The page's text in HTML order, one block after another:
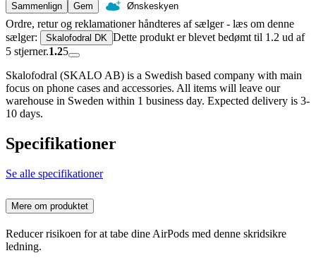
Sammenlign
Gem Ønskeskyen
Ordre, retur og reklamationer håndteres af sælger - læs om denne
sælger:
Skalofodral DK Dette produkt er blevet bedømt til 1.2 ud af
5 stjerner.1.25
Skalofodral (SKALO AB) is a Swedish based company with main
focus on phone cases and accessories. All items will leave our
warehouse in Sweden within 1 business day. Expected delivery is 3-
10 days.
Specifikationer
Se alle specifikationer
Mere om produktet
Reducer risikoen for at tabe dine AirPods med denne skridsikre
ledning.